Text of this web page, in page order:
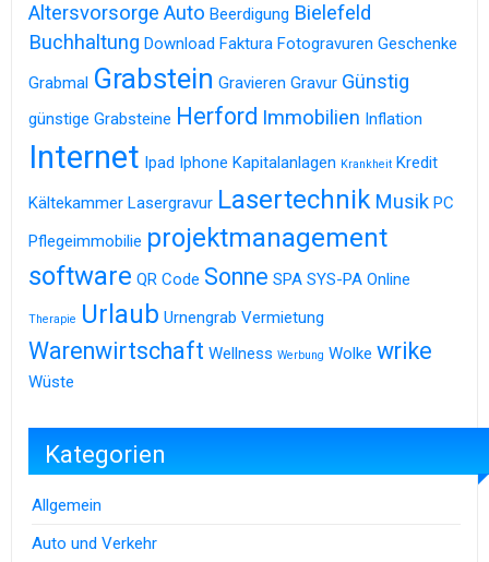
Altersvorsorge Auto Beerdigung Bielefeld
Buchhaltung Download Faktura Fotogravuren Geschenke
Grabmal Grabstein Gravieren Gravur Günstig
günstige Grabsteine Herford Immobilien Inflation
Internet Ipad Iphone Kapitalanlagen Krankheit Kredit
Kältekammer Lasergravur Lasertechnik Musik PC
Pflegeimmobilie projektmanagement
software QR Code Sonne SPA SYS-PA Online
Therapie Urlaub Urnengrab Vermietung
Warenwirtschaft Wellness Werbung Wolke wrike
Wüste
Kategorien
Allgemein
Auto und Verkehr